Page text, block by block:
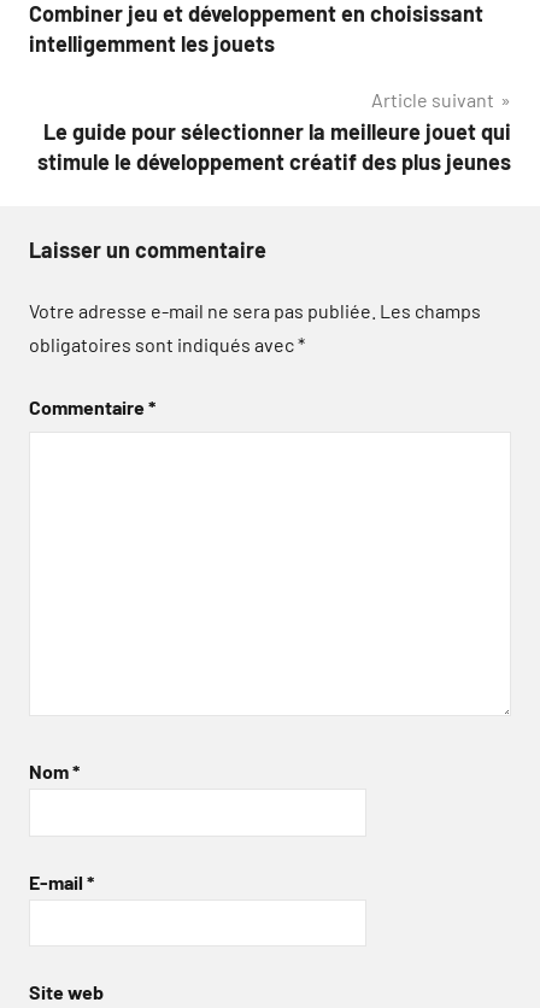
de
Combiner jeu et développement en choisissant
intelligemment les jouets
Article suivant
Le guide pour sélectionner la meilleure jouet qui
stimule le développement créatif des plus jeunes
Laisser un commentaire
Votre adresse e-mail ne sera pas publiée. Les champs
obligatoires sont indiqués avec*
Commentaire*
Nom*
E-mail *
Site web